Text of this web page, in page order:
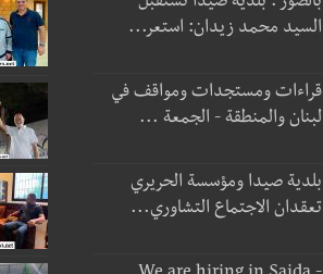
السيد محمد زيدان: استعر...
قراءات ومستجدات ومواقف في
لبنان والمنطقة - الجمعة ...
بلدية صيدا ومؤسسة الحريري
تعقدان الاجتماع التشاوري...